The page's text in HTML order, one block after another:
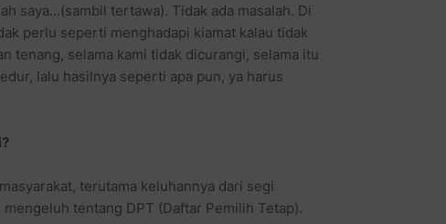
saya...(sambil tertawa). Tidak ada masalah. Di
perlu seperti menghadapi kiamat kalau tidak
tenang, selama kami tidak dicurangi, selama itu
lalu hasilnya seperti apa pun, ya harus
terutama keluhannya dari segi
tentang DPT (Daftar Pemilih Tetap).